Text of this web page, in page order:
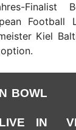
Football
Kiel
BOWL
IN